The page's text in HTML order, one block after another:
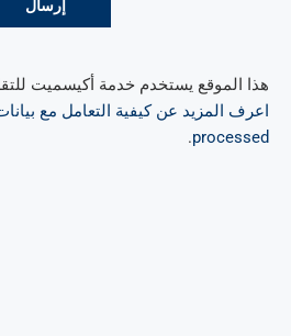
هذا الموقع يستخدم خدمة أكيسميت
اعرف المزيد عن كيفية التعامل مع
processed
.